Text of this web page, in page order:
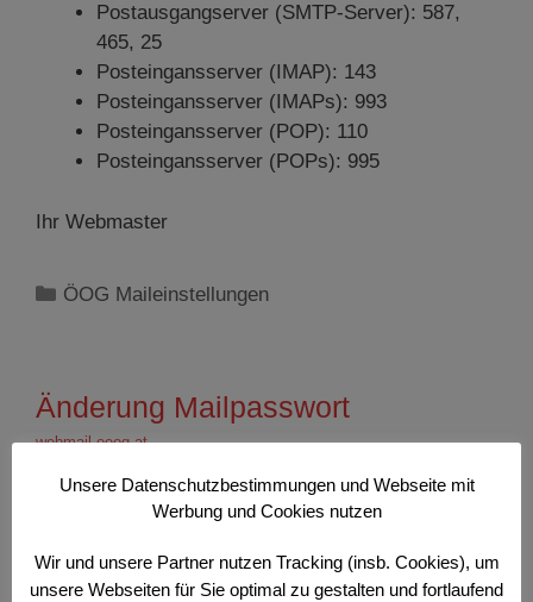
Postausgangserver (SMTP-Server): 587,
465, 25
Posteingansserver (IMAP): 143
Posteingansserver (IMAPs): 993
Posteingansserver (POP): 110
Posteingansserver (POPs): 995
Ihr Webmaster
Kategorien
ÖOG Maileinstellungen
Änderung Mailpasswort
webmail.oeog.at
19. Januar 2019
Um Ihr Mailpasswort zu ändern, folgen Sie
nachfolgenden Schritten:
Unsere Datenschutzbestimmungen und Webseite mit
Werbung und Cookies nutzen
Wir und unsere Partner nutzen Tracking (insb. Cookies), um
unsere Webseiten für Sie optimal zu gestalten und fortlaufend